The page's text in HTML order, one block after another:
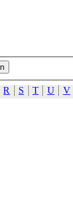
R S T U V